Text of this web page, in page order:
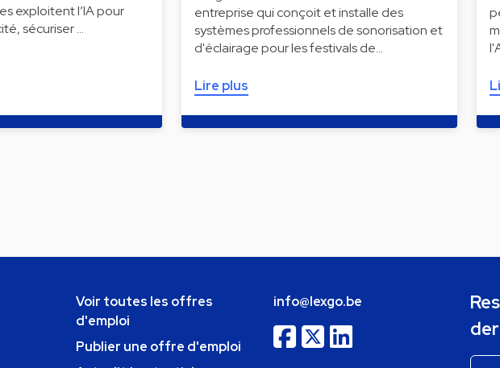
exploitent l’IA pour
sécuriser …
entreprise qui conçoit et installe des
systèmes professionnels de sonorisation et
d'éclairage pour les festivals de…
Lire plus
Voir toutes les offres
d'emploi
Publier une offre d'emploi
info@lexgo.be